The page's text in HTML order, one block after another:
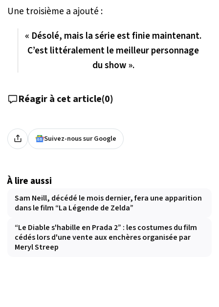
Une troisième a ajouté :
« Désolé, mais la série est finie maintenant.
C’est littéralement le meilleur personnage
du show ».
Réagir à cet article(0)
Suivez-nous sur Google
À lire aussi
Sam Neill, décédé le mois dernier, fera une apparition
dans le film “La Légende de Zelda”
“Le Diable s'habille en Prada 2” : les costumes du film
cédés lors d'une vente aux enchères organisée par
Meryl Streep